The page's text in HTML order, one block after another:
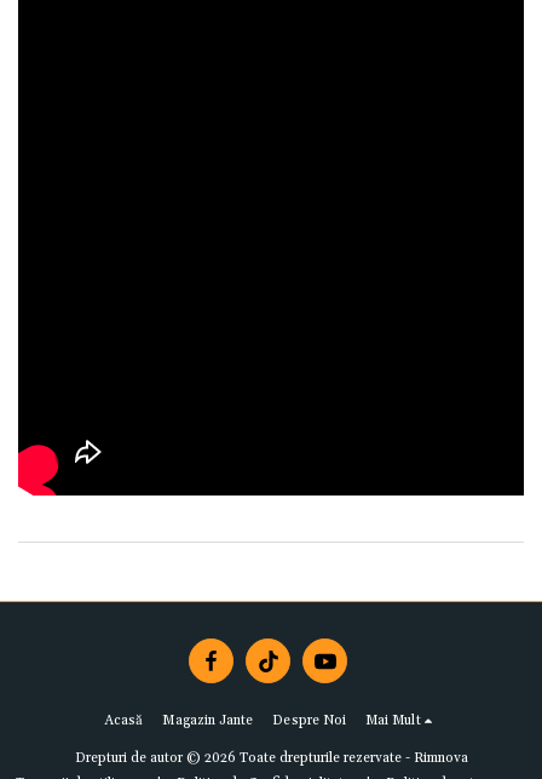
Acasă Magazin Jante Despre Noi Mai Mult
Drepturi de autor © 2026 Toate drepturile rezervate - Rimnova